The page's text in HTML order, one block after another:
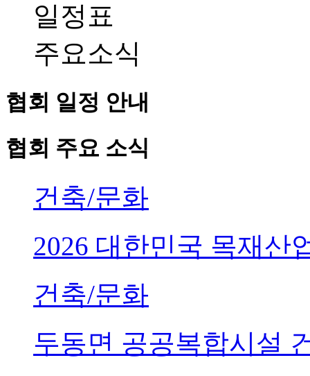
일정표
주요소식
협회 일정 안내
협회 주요 소식
건축/문화
2026 대한민국 목재산
건축/문화
두동면 공공복합시설